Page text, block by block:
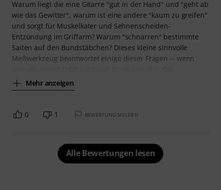
Warum liegt die eine Gitarre "gut in der Hand" und "geht ab
wie das Gewitter", warum ist eine andere "kaum zu greifen"
und sorgt für Muskelkater und Sehnenscheiden-
Entzündung im Griffarm? Warum "schnarren" bestimmte
Saiten auf den Bundstäbchen? Dieses kleine sinnvolle
Meßwerkzeug beantwortet einige dieser Fragen -- wenn
Mehr anzeigen
0 1 BEWERTUNG MELDEN
Alle Bewertungen lesen